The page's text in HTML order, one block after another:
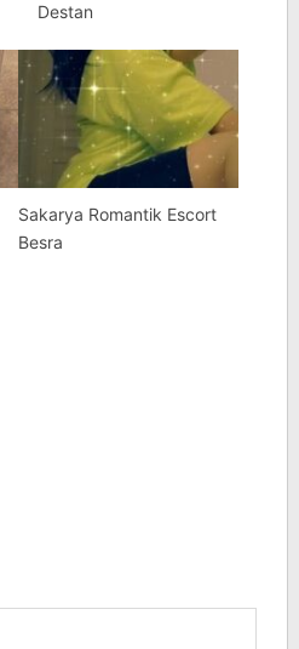
Destan
Sakarya Romantik Escort
Besra